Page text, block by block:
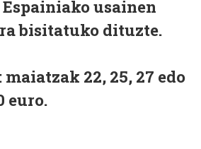
usainen
bisitatuko dituzte.
maiatzak 22, 25, 27 edo
euro.